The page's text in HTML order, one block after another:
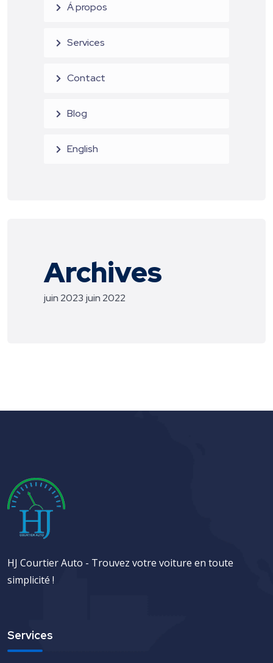
Á propos
Services
Contact
Blog
English
Archives
juin 2023 juin 2022
HJ Courtier Auto - Trouvez votre voiture en toute
simplicité !
Services